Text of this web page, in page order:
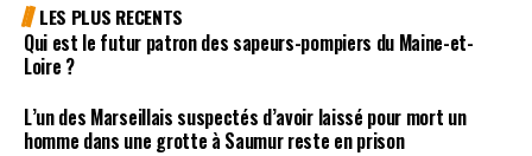
LES PLUS RECENTS
Qui est le futur patron des sapeurs-pompiers du Maine-et-
Loire ?
L’un des Marseillais suspectés d’avoir laissé pour mort un
homme dans une grotte à Saumur reste en prison